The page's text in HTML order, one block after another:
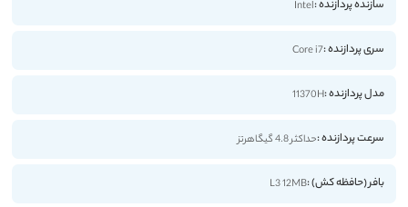
سازنده پردازنده :Intel
سری پردازنده :Core i7
مدل پردازنده :11370H
سرعت پردازنده :حداکثر 4.8 گیگاهرتز
بافر (حافظه کش) :L3 12MB